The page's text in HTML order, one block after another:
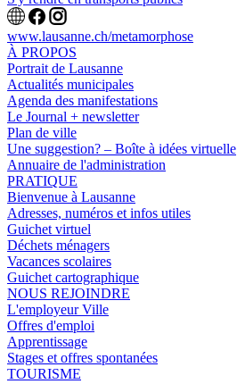
www.lausanne.ch/metamorphose
À PROPOS
Portrait de Lausanne
Actualités municipales
Agenda des manifestations
Le Journal + newsletter
Plan de ville
Une suggestion? – Boîte à idées virtuelle
Annuaire de l'administration
PRATIQUE
Bienvenue à Lausanne
Adresses, numéros et infos utiles
Guichet virtuel
Déchets ménagers
Vacances scolaires
Guichet cartographique
NOUS REJOINDRE
L'employeur Ville
Offres d'emploi
Apprentissage
Stages et offres spontanées
TOURISME